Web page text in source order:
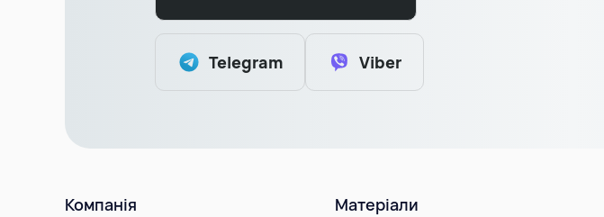
Telegram Viber
Компанія
Матеріали